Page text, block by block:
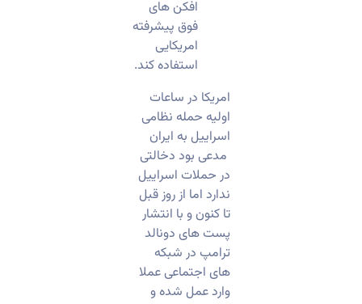
افکن های
فوق پیشرفته
امریکایی
استفاده کند.
امریکا در ساعات
اولیه حمله نظامی
اسراییل به ایران
مدعی بود دخالتی
در حملات اسراییل
ندارد اما از روز قبل
تا کنون و با انتشار
پست های دونالد
ترامپ در شبکه
های اجتماعی عملا
وارد عمل شده و